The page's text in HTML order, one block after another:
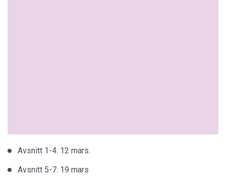
Avsnitt 1-4: 12 mars.
Avsnitt 5-7: 19 mars